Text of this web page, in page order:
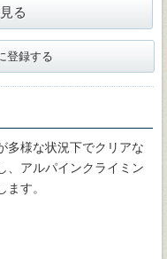
る
登録する
多様な状況下でクリアな
、アルパインクライミン
す。